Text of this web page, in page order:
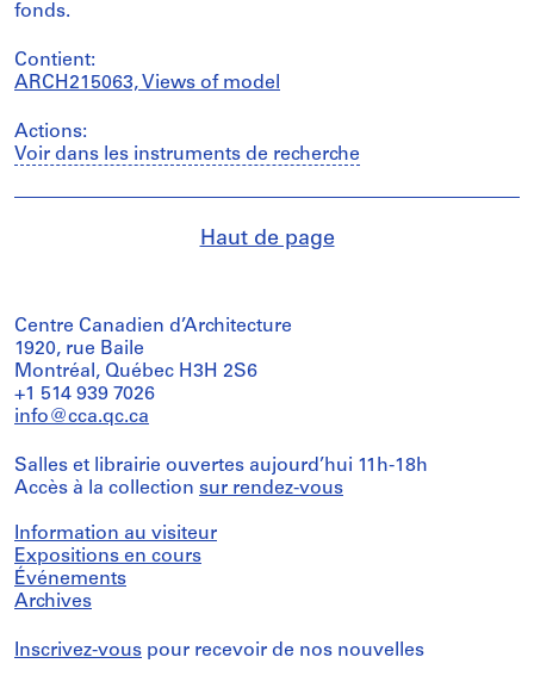
fonds.
Contient:
ARCH215063, Views of model
Actions:
Voir dans les instruments de recherche
Haut de page
Centre Canadien d’Architecture
1920, rue Baile
Montréal, Québec H3H 2S6
+1 514 939 7026
info@cca.qc.ca
Salles et librairie ouvertes aujourd’hui 11h-18h
Accès à la collection sur rendez-vous
Information au visiteur
Expositions en cours
Événements
Archives
Inscrivez-vous pour recevoir de nos nouvelles